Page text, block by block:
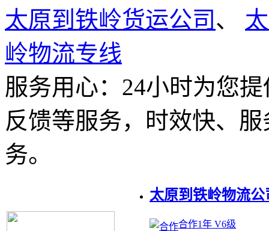
太原到铁岭货运公司 、
岭物流专线
服务用心： 24小时为您
反馈等服务，时效快、
务。
太原到铁岭物流
合作1年 V6级